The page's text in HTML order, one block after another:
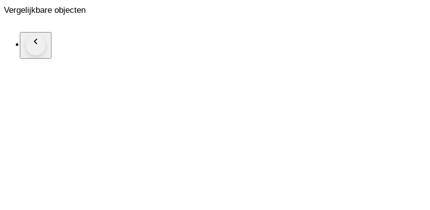
Metal 14K Rose Gold
Stones Diamond
Stamp 585
Vergelijkbare objecten